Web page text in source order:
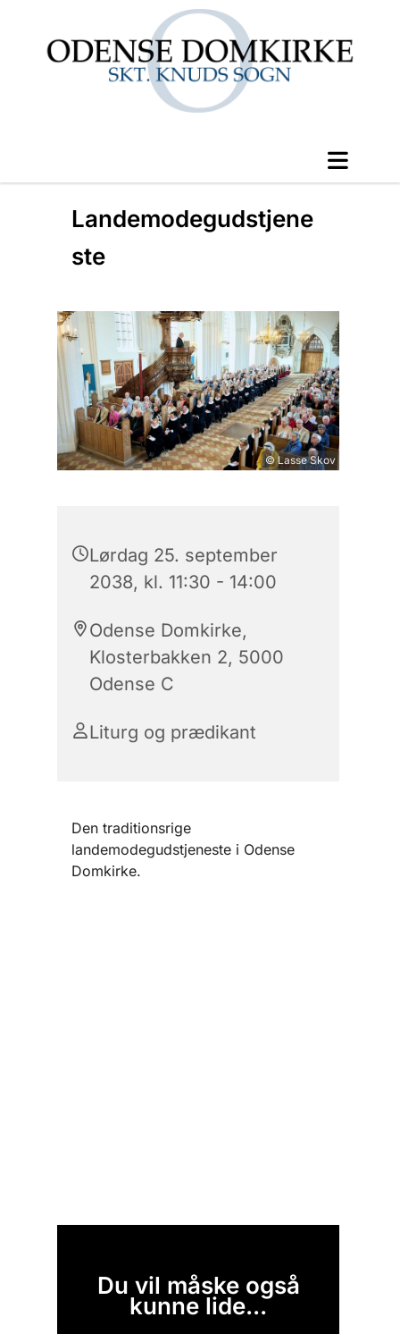
Landemodegudstjene
ste
© Lasse Skov
Lørdag 25. september
2038, kl. 11:30 - 14:00
Odense Domkirke,
Klosterbakken 2, 5000
Odense C
Liturg og prædikant
Den traditionsrige
landemodegudstjeneste i Odense
Domkirke.
Du vil måske også
kunne lide...